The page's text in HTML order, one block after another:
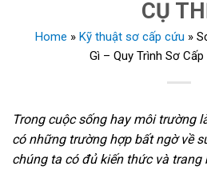
CỤ
Home » Kỹ thuật sơ cấp cứu »
Gì – Quy Trình Sơ
Trong cuộc sống hay môi trường
có những trường hợp bất ngờ về
chúng ta có đủ kiến thức và trang